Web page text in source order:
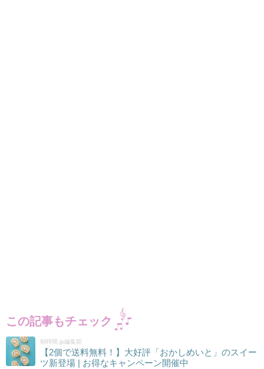
この記事もチェック
朝時間.jp編集部
【2個で送料無料！】大好評「おかしめいと」のスイー
ツ新登場 | お得なキャンペーン開催中